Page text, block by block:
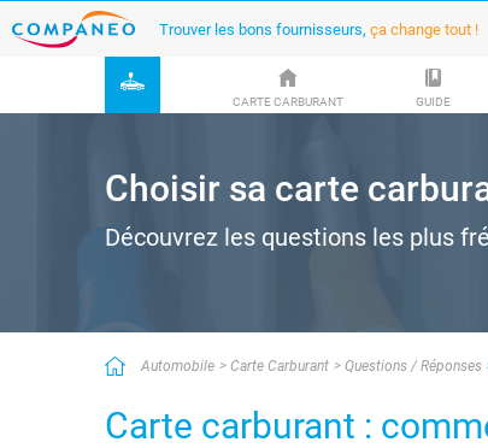
Trouver les bons fournisseurs, ça change tout !
CARTE CARBURANT GUIDE
Choisir sa carte
Découvrez les questions les plus
Automobile Carte Carburant Questions / Réponses
Carte carburant :